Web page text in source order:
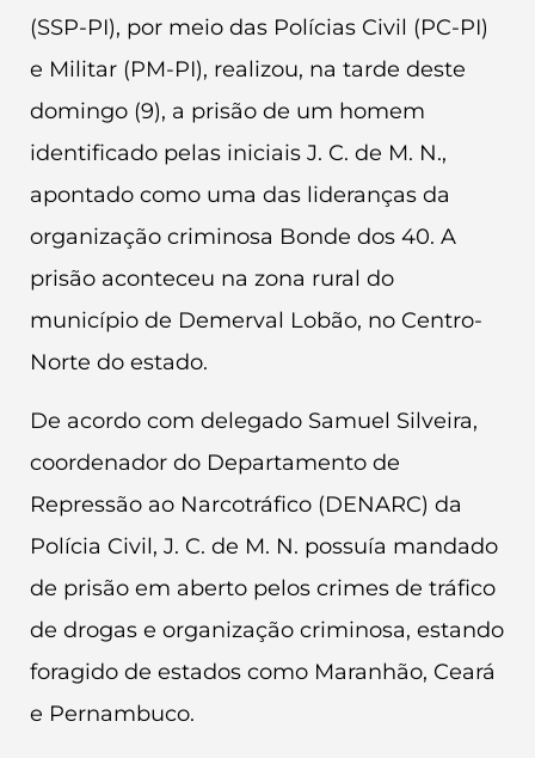
(SSP-PI), por meio das Polícias Civil (PC-PI)
e Militar (PM-PI), realizou, na tarde deste
domingo (9), a prisão de um homem
identificado pelas iniciais J. C. de M. N.,
apontado como uma das lideranças da
organização criminosa Bonde dos 40. A
prisão aconteceu na zona rural do
município de Demerval Lobão, no Centro-
Norte do estado.
De acordo com delegado Samuel Silveira,
coordenador do Departamento de
Repressão ao Narcotráfico (DENARC) da
Polícia Civil, J. C. de M. N. possuía mandado
de prisão em aberto pelos crimes de tráfico
de drogas e organização criminosa, estando
foragido de estados como Maranhão, Ceará
e Pernambuco.